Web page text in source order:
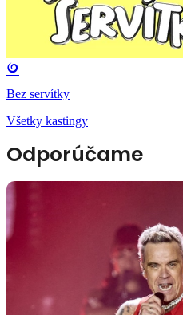
Bez servítky
Všetky kastingy
Odporúčame